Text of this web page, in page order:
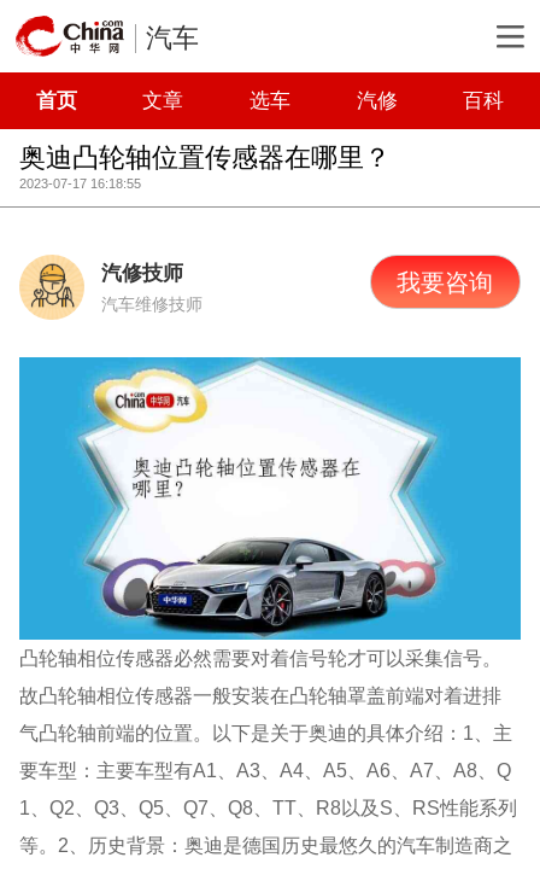
汽车
首页 文章 选车 汽修 百科
奥迪凸轮轴位置传感器在哪里？
2023-07-17 16:18:55
汽修技师
汽车维修技师
我要咨询
凸轮轴相位传感器必然需要对着信号轮才可以采集信号。
故凸轮轴相位传感器一般安装在凸轮轴罩盖前端对着进排
气凸轮轴前端的位置。以下是关于奥迪的具体介绍：1、主
要车型：主要车型有A1、A3、A4、A5、A6、A7、A8、Q
1、Q2、Q3、Q5、Q7、Q8、TT、R8以及S、RS性能系列
等。2、历史背景：奥迪是德国历史最悠久的汽车制造商之